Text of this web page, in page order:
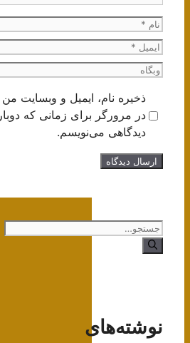
نام
ایمیل
وبگاه
ذخیره نام، ایمیل و وبسایت من
در مرورگر برای زمانی که دوباره
دیدگاهی می‌نویسم.
جستجوی
نوشته‌های